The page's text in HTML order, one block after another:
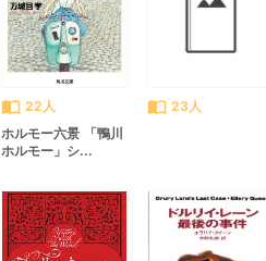
import_contacts 22人
ホルモー六景 「鴨川
ホルモー」シ...
import_contacts 23人